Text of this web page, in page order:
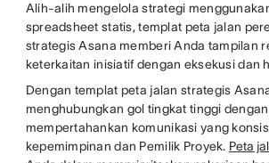
Alih-alih mengelola strategi
spreadsheet statis, templat peta jalan
strategis Asana memberi Anda tampilan
keterkaitan inisiatif dengan eksekusi dan
Dengan templat peta jalan strategis
menghubungkan gol tingkat tinggi
mempertahankan komunikasi yang
kepemimpinan dan Pemilik Proyek. Peta